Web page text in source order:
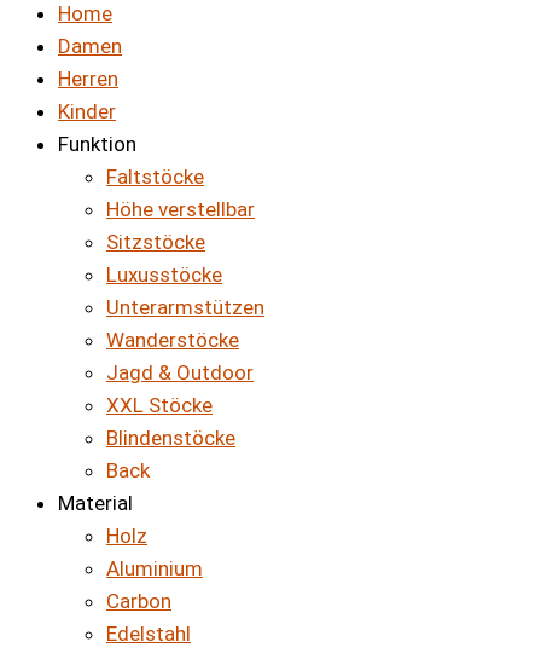
Home
Damen
Herren
Kinder
Funktion
Faltstöcke
Höhe verstellbar
Sitzstöcke
Luxusstöcke
Unterarmstützen
Wanderstöcke
Jagd & Outdoor
XXL Stöcke
Blindenstöcke
Back
Material
Holz
Aluminium
Carbon
Edelstahl